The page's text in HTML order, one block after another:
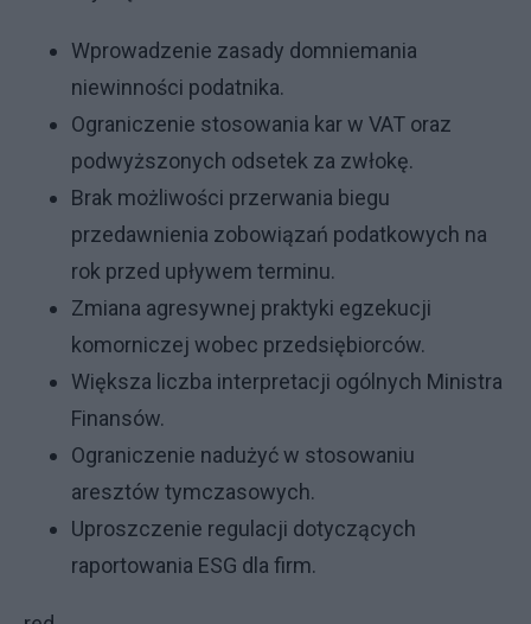
Wprowadzenie zasady domniemania
niewinności podatnika.
Ograniczenie stosowania kar w VAT oraz
podwyższonych odsetek za zwłokę.
Brak możliwości przerwania biegu
przedawnienia zobowiązań podatkowych na
rok przed upływem terminu.
Zmiana agresywnej praktyki egzekucji
komorniczej wobec przedsiębiorców.
Większa liczba interpretacji ogólnych Ministra
Finansów.
Ograniczenie nadużyć w stosowaniu
aresztów tymczasowych.
Uproszczenie regulacji dotyczących
raportowania ESG dla firm.